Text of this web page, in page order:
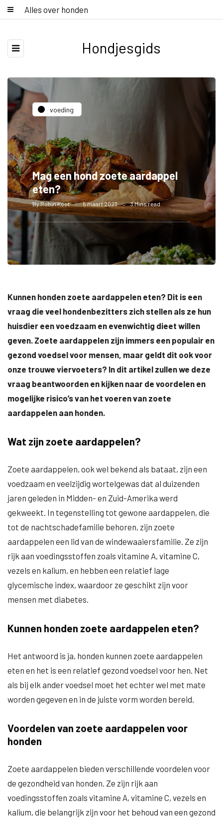
Alles over honden
Hondjesgids
voeding
Mag een hond zoete aardappel
eten?
ByRubin Koot 5 maart 2023 3 Mins read
Kunnen honden zoete aardappelen eten? Dit is een
vraag die veel hondenbezitters zich stellen als ze hun
huisdier een voedzaam en evenwichtig dieet willen
geven. Zoete aardappelen zijn immers een populair en
gezond voedsel voor mensen, maar geldt dit ook voor
onze trouwe viervoeters? In dit artikel zullen we deze
vraag beantwoorden en kijken naar de voordelen en
mogelijke risico’s van het voeren van zoete
aardappelen aan honden.
Wat zijn zoete aardappelen?
Zoete aardappelen, ook wel bekend als bataat, zijn een
voedzaam en veelzijdig wortelgewas dat al duizenden
jaren geleden in Midden- en Zuid-Amerika werd
gekweekt. In tegenstelling tot gewone aardappelen, die
tot de nachtschadefamilie behoren, zijn zoete
aardappelen een lid van de windewaaiersfamilie. Ze zijn
rijk aan voedingsstoffen zoals vitamine A, vitamine C,
vezels en kalium, en hebben een relatief lage
glycemische index, waardoor ze geschikt zijn voor
mensen met diabetes.
Kunnen honden zoete aardappelen eten?
Het antwoord is ja, honden kunnen zoete aardappelen
eten en het is een relatief gezond voedsel voor hen. Net
als bij elk ander voedsel moet het echter wel met mate
worden gegeven en in de juiste vorm worden bereid.
Voordelen van zoete aardappelen voor
honden
Zoete aardappelen bieden verschillende voordelen voor
de gezondheid van honden. Ze zijn rijk aan
voedingsstoffen zoals vitamine A, vitamine C, vezels en
kalium, die belangrijk zijn voor het behoud van een gezond